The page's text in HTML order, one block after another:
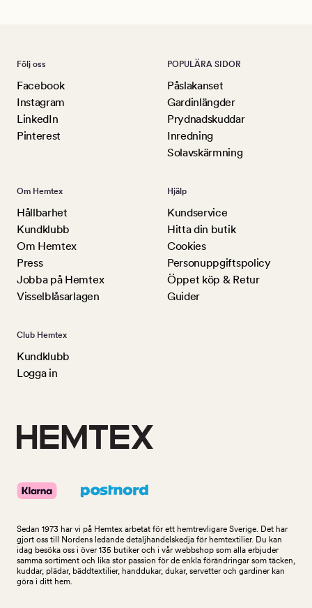
Följ oss
Facebook
Instagram
LinkedIn
Pinterest
POPULÄRA SIDOR
Påslakanset
Gardinlängder
Prydnadskuddar
Inredning
Solavskärmning
Om Hemtex
Hållbarhet
Kundklubb
Om Hemtex
Press
Jobba på Hemtex
Visselblåsarlagen
Hjälp
Kundservice
Hitta din butik
Cookies
Personuppgiftspolicy
Öppet köp & Retur
Guider
Club Hemtex
Kundklubb
Logga in
Sedan 1973 har vi på Hemtex arbetat för ett hemtrevligare Sverige. Det har
gjort oss till Nordens ledande detaljhandelskedja för hemtextilier. Du kan
idag besöka oss i över 135 butiker och i vår webbshop som alla erbjuder
samma sortiment och lika stor passion för de enkla förändringar som täcken,
kuddar, plädar, bäddtextilier, handdukar, dukar, servetter och gardiner kan
göra i ditt hem.